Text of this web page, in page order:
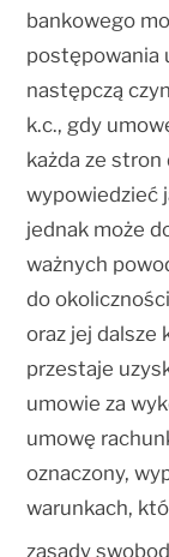
bankowego
postępowania
następczą
k.c., gdy
każda ze
wypowiedzieć
jednak może
ważnych
do
oraz jej dalsze
przestaje
umowie za
umowę
oznaczony,
warunkach,
zasady